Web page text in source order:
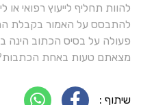
להוות תחליף לייעוץ רפואי או
להתבסס על האמור בקבלת
פעולה על בסיס הכתוב הינה
מצאתם טעות באחת
שיתוף :